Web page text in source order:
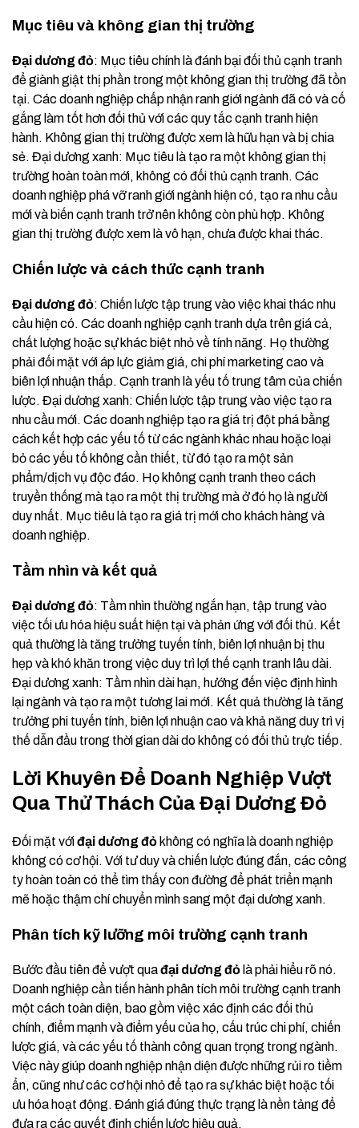
Mục tiêu và không gian thị trường
Đại dương đỏ: Mục tiêu chính là đánh bại đối thủ cạnh tranh
để giành giật thị phần trong một không gian thị trường đã tồn
tại. Các doanh nghiệp chấp nhận ranh giới ngành đã có và cố
gắng làm tốt hơn đối thủ với các quy tắc cạnh tranh hiện
hành. Không gian thị trường được xem là hữu hạn và bị chia
sẻ. Đại dương xanh: Mục tiêu là tạo ra một không gian thị
trường hoàn toàn mới, không có đối thủ cạnh tranh. Các
doanh nghiệp phá vỡ ranh giới ngành hiện có, tạo ra nhu cầu
mới và biến cạnh tranh trở nên không còn phù hợp. Không
gian thị trường được xem là vô hạn, chưa được khai thác.
Chiến lược và cách thức cạnh tranh
Đại dương đỏ: Chiến lược tập trung vào việc khai thác nhu
cầu hiện có. Các doanh nghiệp cạnh tranh dựa trên giá cả,
chất lượng hoặc sự khác biệt nhỏ về tính năng. Họ thường
phải đối mặt với áp lực giảm giá, chi phí marketing cao và
biên lợi nhuận thấp. Cạnh tranh là yếu tố trung tâm của chiến
lược. Đại dương xanh: Chiến lược tập trung vào việc tạo ra
nhu cầu mới. Các doanh nghiệp tạo ra giá trị đột phá bằng
cách kết hợp các yếu tố từ các ngành khác nhau hoặc loại
bỏ các yếu tố không cần thiết, từ đó tạo ra một sản
phẩm/dịch vụ độc đáo. Họ không cạnh tranh theo cách
truyền thống mà tạo ra một thị trường mà ở đó họ là người
duy nhất. Mục tiêu là tạo ra giá trị mới cho khách hàng và
doanh nghiệp.
Tầm nhìn và kết quả
Đại dương đỏ: Tầm nhìn thường ngắn hạn, tập trung vào
việc tối ưu hóa hiệu suất hiện tại và phản ứng với đối thủ. Kết
quả thường là tăng trưởng tuyến tính, biên lợi nhuận bị thu
hẹp và khó khăn trong việc duy trì lợi thế cạnh tranh lâu dài.
Đại dương xanh: Tầm nhìn dài hạn, hướng đến việc định hình
lại ngành và tạo ra một tương lai mới. Kết quả thường là tăng
trưởng phi tuyến tính, biên lợi nhuận cao và khả năng duy trì vị
thế dẫn đầu trong thời gian dài do không có đối thủ trực tiếp.
Lời Khuyên Để Doanh Nghiệp Vượt
Qua Thử Thách Của Đại Dương Đỏ
Đối mặt vớiđại dương đỏ không có nghĩa là doanh nghiệp
không có cơ hội. Với tư duy và chiến lược đúng đắn, các công
ty hoàn toàn có thể tìm thấy con đường để phát triển mạnh
mẽ hoặc thậm chí chuyển mình sang một đại dương xanh.
Phân tích kỹ lưỡng môi trường cạnh tranh
Bước đầu tiên để vượt quađại dương đỏ là phải hiểu rõ nó.
Doanh nghiệp cần tiến hành phân tích môi trường cạnh tranh
một cách toàn diện, bao gồm việc xác định các đối thủ
chính, điểm mạnh và điểm yếu của họ, cấu trúc chi phí, chiến
lược giá, và các yếu tố thành công quan trọng trong ngành.
Việc này giúp doanh nghiệp nhận diện được những rủi ro tiềm
ẩn, cũng như các cơ hội nhỏ để tạo ra sự khác biệt hoặc tối
ưu hóa hoạt động. Đánh giá đúng thực trạng là nền tảng để
đưa ra các quyết định chiến lược hiệu quả.